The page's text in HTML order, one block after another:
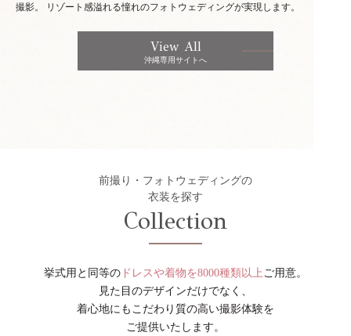
撮影。
リゾート感溢れる憧れのフォトウェディングが実現します。
View All
沖縄専用サイトへ
前撮り・フォトウェディングの
衣装を探す
Collection
挙式用と同等の ドレスや着物を8000種類以上 ご用意。
見た目のデザインだけでなく、
着心地にもこだわり質の高い撮影体験を
ご提供いたします。